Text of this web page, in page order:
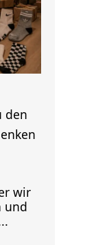
den
wir
und